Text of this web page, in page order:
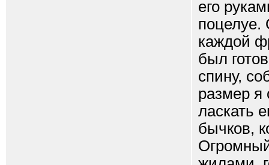
его
поцелуе.
каждой
был
спину,
размер я
ласкать
бычков,